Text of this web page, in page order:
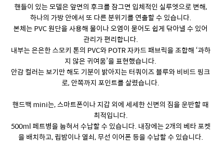
핸들이 있는 모델은 앞면의 후크를 잠그면 입체적인 실루엣으로 변해,
하나의 가방 안에서 또 다른 분위기를 연출할 수 있습니다.
본체는 PVC 원단을 사용해 물이나 오염이 묻어도 쉽게 닦아낼 수 있어
관리가 편리합니다.
내부는 은은한 스모키 톤의 PVC와 POTR 자카드 패브릭을 조합해 ‘과하
지 않은 귀여움’을 표현했습니다.
안감 컬러는 보기만 해도 기분이 밝아지는 터쿼이즈 블루와 비비드 핑크
로, 안쪽까지 포인트를 살렸습니다.
핸드백 mini는, 스마트폰이나 지갑 외에 세세한 신변의 짐을 운반할 때
최적입니다.
500ml 페트병을 눕혀서 수납할 수 있습니다. 내장에는 2개의 베타 포켓
을 배치하고, 립밤이나 열쇠, 무선 이어폰 등을 수납할 수 있습니다.